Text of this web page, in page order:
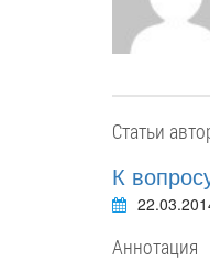
Статьи
К
Аннотация